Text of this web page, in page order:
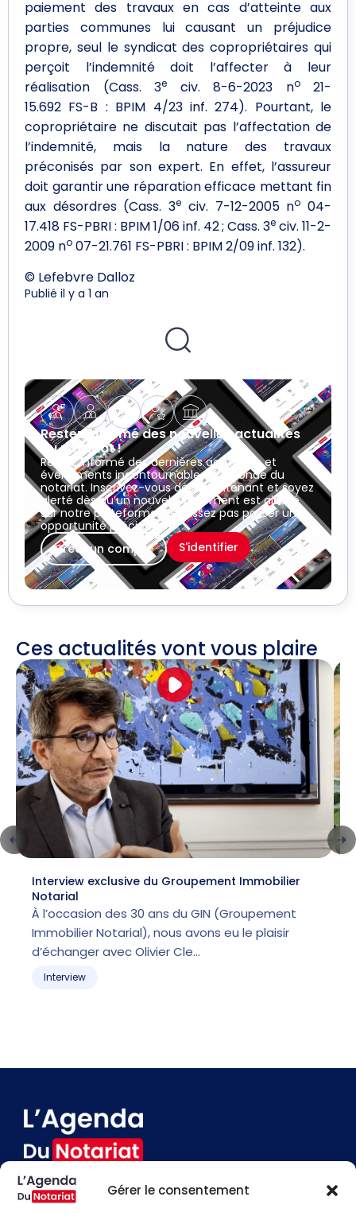
Gérer le consentement
paiement des travaux en cas d’atteinte aux
parties communes lui causant un préjudice
propre, seul le syndicat des copropriétaires qui
perçoit l’indemnité doit l’affecter à leur
réalisation (Cass. 3e civ. 8-6-2023 no21-
15.692 FS-B : BPIM 4/23 inf. 274). Pourtant, le
copropriétaire ne discutait pas l’affectation de
l’indemnité, mais la nature des travaux
préconisés par son expert. En effet, l’assureur
doit garantir une réparation efficace mettant fin
aux désordres (Cass. 3e civ. 7-12-2005 no 04-
17.418 FS-PBRI : BPIM 1/06 inf. 42 ; Cass. 3e civ. 11-2-
2009 no 07-21.761 FS-PBRI : BPIM 2/09 inf. 132).
© Lefebvre Dalloz
Publié il y a 1 an
Restez informé des nouvelles actualités
du notariat !
Restez informé des dernières actualités et
événements incontournables du monde du
notariat. Inscrivez-vous dès maintenant et soyez
alerté dès qu’un nouvel événement est ajouté
sur notre plateforme. Ne laissez pas passer une
opportunité précieuse !
Créer un compte
S'identifier
Ces actualités vont vous plaire
Interview exclusive du Groupement Immobilier
Notarial
À l’occasion des 30 ans du GIN (Groupement
Immobilier Notarial), nous avons eu le plaisir
d’échanger avec Olivier Cle…
Interview